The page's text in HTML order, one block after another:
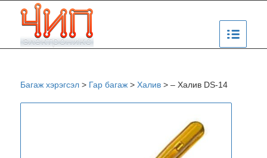
Багаж хэрэгсэл> Гар багаж> Халив> – Халив DS-14